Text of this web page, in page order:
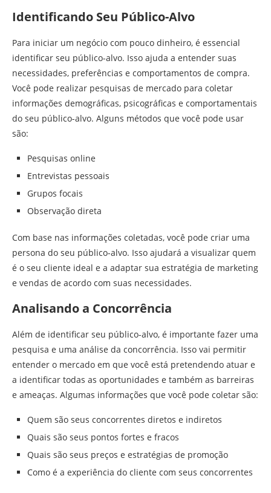
Identificando Seu Público-Alvo
Para iniciar um negócio com pouco dinheiro, é essencial
identificar seu público-alvo. Isso ajuda a entender suas
necessidades, preferências e comportamentos de compra.
Você pode realizar pesquisas de mercado para coletar
informações demográficas, psicográficas e comportamentais
do seu público-alvo. Alguns métodos que você pode usar
são:
Pesquisas online
Entrevistas pessoais
Grupos focais
Observação direta
Com base nas informações coletadas, você pode criar uma
persona do seu público-alvo. Isso ajudará a visualizar quem
é o seu cliente ideal e a adaptar sua estratégia de marketing
e vendas de acordo com suas necessidades.
Analisando a Concorrência
Além de identificar seu público-alvo, é importante fazer uma
pesquisa e uma análise da concorrência. Isso vai permitir
entender o mercado em que você está pretendendo atuar e
a identificar todas as oportunidades e também as barreiras
e ameaças. Algumas informações que você pode coletar são:
Quem são seus concorrentes diretos e indiretos
Quais são seus pontos fortes e fracos
Quais são seus preços e estratégias de promoção
Como é a experiência do cliente com seus concorrentes